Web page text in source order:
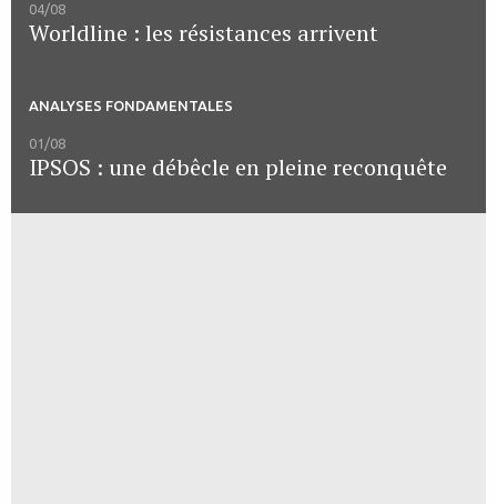
04/08
Worldline : les résistances arrivent
ANALYSES FONDAMENTALES
01/08
IPSOS : une débêcle en pleine reconquête